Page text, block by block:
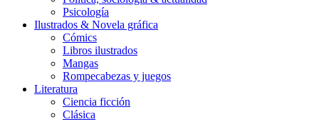
Psicología
Ilustrados & Novela gráfica
Cómics
Libros ilustrados
Mangas
Rompecabezas y juegos
Literatura
Ciencia ficción
Clásica